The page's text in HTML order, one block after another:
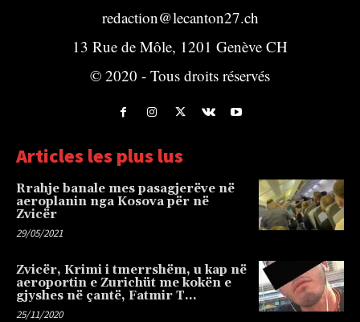
redaction@lecanton27.ch
13 Rue de Môle, 1201 Genève CH
© 2020 - Tous droits réservés
Articles les plus lus
Rrahje banale mes pasagjerëve në
aeroplanin nga Kosova për në
Zvicër
29/05/2021
Zvicër, Krimi i tmerrshëm, u kap në
aeroportin e Zurichüt me kokën e
gjyshes në çantë, Fatmir T…
25/11/2020